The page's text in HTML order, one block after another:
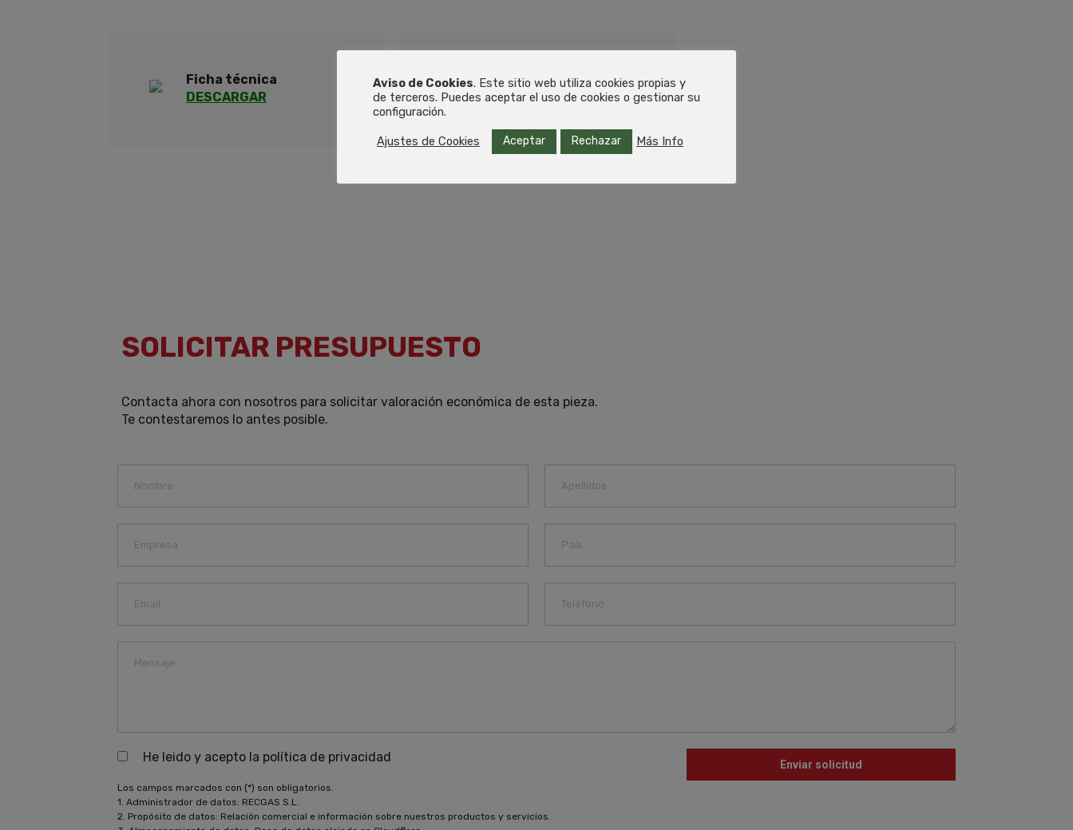
Ficha técnica
DESCARGAR
Certificados
DESCARGAR
SOLICITAR PRESUPUESTO
Contacta ahora con nosotros para solicitar valoración económica de esta pieza.
Te contestaremos lo antes posible.
He leido y acepto la política de privacidad
Los campos marcados con (*) son obligatorios.
1. Administrador de datos: RECGAS S.L.
2. Propósito de datos: Relación comercial e información sobre nuestros productos y servicios.
Aviso de Cookies. Este sitio web utiliza cookies propias y
de terceros. Puedes aceptar el uso de cookies o gestionar su
configuración.
Ajustes de Cookies Aceptar Rechazar Más Info